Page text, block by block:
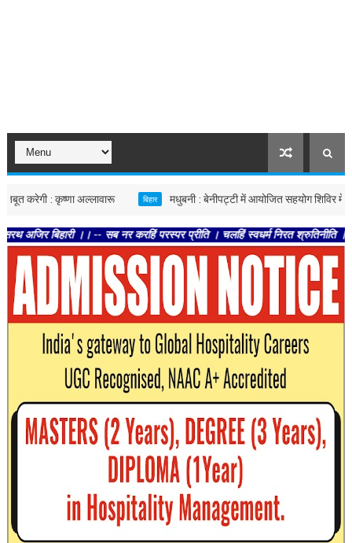
: कृष्णा अल्लावारू बिहार मधुबनी : बेनीपट्टी में आयोजित सहयोग शिविर में पहुंचे
।। -- सब नर करहिं परस्पर प्रीति । चलहिं स्वधर्म निरत श्रुतिनीति ।। --